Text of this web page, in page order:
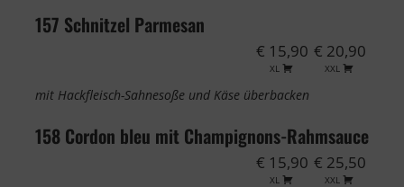
157 Schnitzel Parmesan
€ 15,90
XL
€ 20,90
XXL
mit Hackfleisch-Sahnesoße und Käse überbacken
158 Cordon bleu mit Champignons-Rahmsauce
€ 15,90
XL
€ 25,50
XXL